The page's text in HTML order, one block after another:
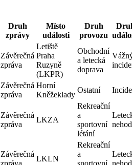
Druh
zprávy
Místo
události
Druh
provozu
Závěrečná
zpráva
Letiště
Praha
Ruzyně
(LKPR)
Obchodní
a letecká
doprava
Závěrečná
zpráva
Horní
Kněžeklady
Ostatní
Závěrečná
zpráva
LKZA
Rekreační
a
sportovní
létání
Závěrečná
zpráva
LKLN
Rekreační
a
sportovní